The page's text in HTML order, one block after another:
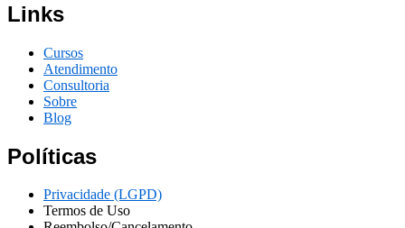
Links
Cursos
Atendimento
Consultoria
Sobre
Blog
Políticas
Privacidade (LGPD)
Termos de Uso